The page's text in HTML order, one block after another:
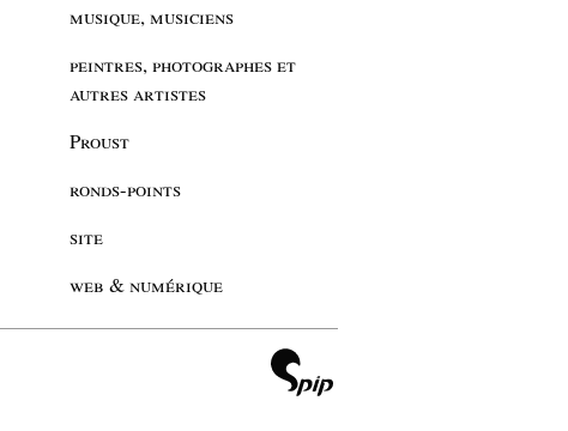
musique, musiciens
peintres, photographes et
autres artistes
Proust
ronds-points
site
web & numérique